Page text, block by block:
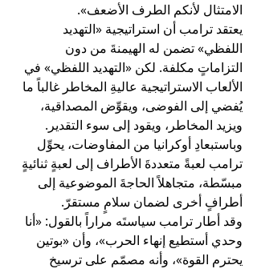
الامتثال لأنكم الطرف الأضعف».
يعتقد ترامب أن استراتيجية «التهديد
اللفظي» تضمن له الهيمنةَ من دون
التزاماتٍ مكلفة. لكن «التهديد اللفظي» في
الألعاب الاستراتيجية عاليةِ المخاطر غالباً ما
يُفضي إلى الفوضى، ويقوِّض المصداقية،
ويزيد المخاطر، ويقود إلى سوء التقدير.
وباستبعادِ أوكرانيا من المفاوضات، يحوِّل
ترامب لعبةً متعددةَ الأطراف إلى لعبةٍ ثنائيةٍ
مبسّطة، متجاهلاً الحاجةَ الموضوعية إلى
أطرافٍ أخرى لضمان سلامٍ مستقرّ.
وقد أطار ترامب سياستَه مراراً بالقول: «أنا
وحدي أستطيع إنهاء الحرب»، وأن «بوتين
يحترم القوة»، وأنه مصمّم على ترسيخ